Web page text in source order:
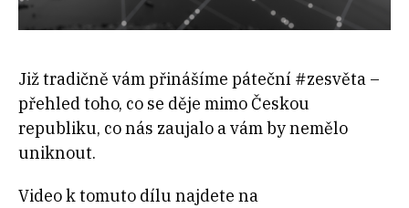
Již tradičně vám přinášíme páteční #zesvěta –
přehled toho, co se děje mimo Českou
republiku, co nás zaujalo a vám by nemělo
uniknout.
Video k tomuto dílu najdete na